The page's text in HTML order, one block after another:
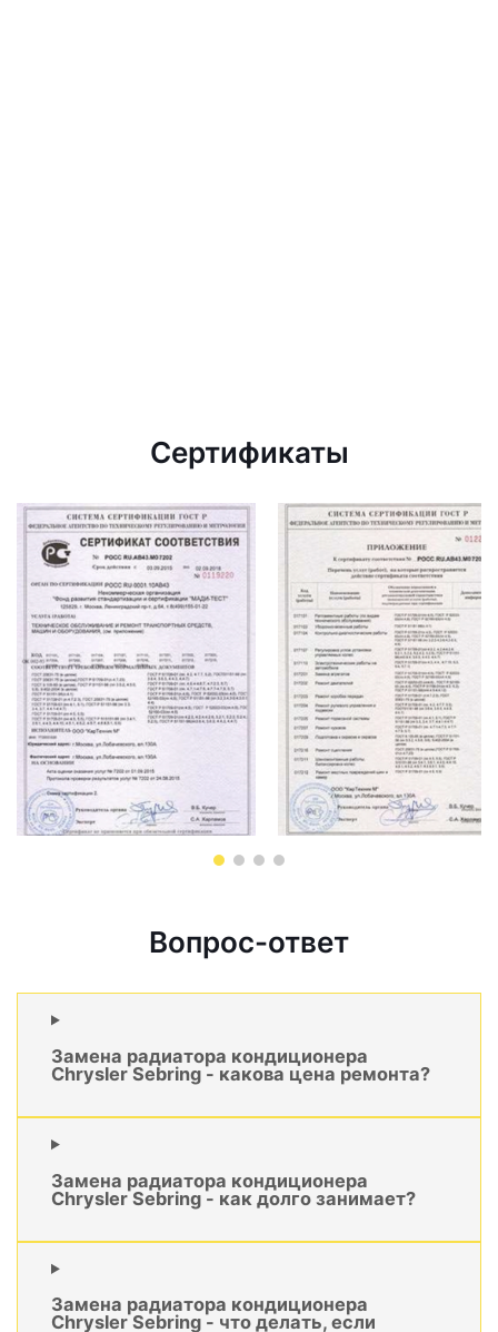
Сертификаты
Вопрос-ответ
Замена радиатора кондиционера
Chrysler Sebring - какова цена ремонта?
Замена радиатора кондиционера
Chrysler Sebring - как долго занимает?
Замена радиатора кондиционера
Chrysler Sebring - что делать, если